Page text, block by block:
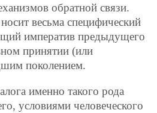
обратной связи.
весьма специфический
императив предыдущего
принятии (или
поколением.
именно такого рода
условиями человеческого